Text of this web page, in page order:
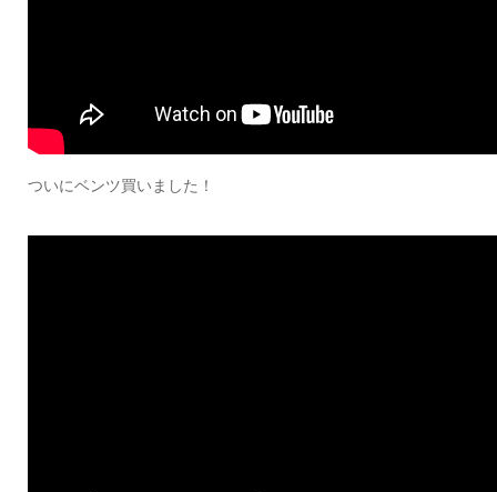
ついにベンツ買いました！